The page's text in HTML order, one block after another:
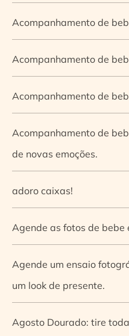
Acompanhamento de
Acompanhamento de
Acompanhamento de
Acompanhamento de
de novas emoções.
adoro caixas!
Agende as fotos de bebe
Agende um ensaio
um look de presente.
Agosto Dourado: tire